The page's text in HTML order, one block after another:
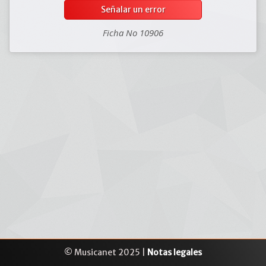
Señalar un error
Ficha No 10906
© Musicanet 2025 | Notas legales